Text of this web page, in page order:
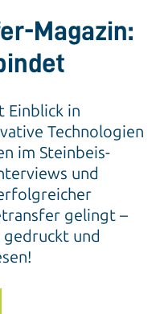
Magazin:
Einblick in
Technologien
im Steinbeis-
und
gelingt –
gedruckt und